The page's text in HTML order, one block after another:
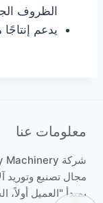
الظروف
يدعم
معلومات عنا
مجال تصنيع وتوريد
بمبدأ "العميل